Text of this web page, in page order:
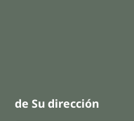
de Su dirección